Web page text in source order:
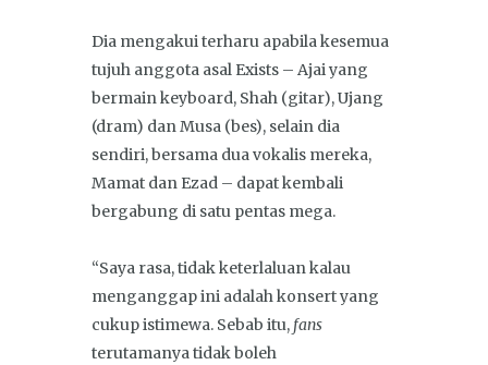
Dia mengakui terharu apabila kesemua
tujuh anggota asal Exists – Ajai yang
bermain keyboard, Shah (gitar), Ujang
(dram) dan Musa (bes), selain dia
sendiri, bersama dua vokalis mereka,
Mamat dan Ezad – dapat kembali
bergabung di satu pentas mega.
“Saya rasa, tidak keterlaluan kalau
menganggap ini adalah konsert yang
cukup istimewa. Sebab itu, fans
terutamanya tidak boleh